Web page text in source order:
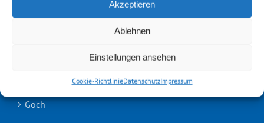
Akzeptieren
Ablehnen
Einstellungen ansehen
Cookie-RichtlinieDatenschutzImpressum
Erkelenz
Goch